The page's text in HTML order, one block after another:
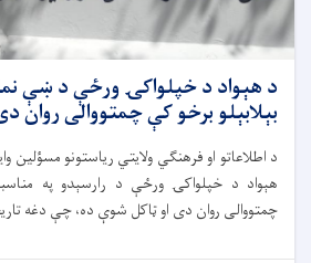
د هېواد د خپلواکۍ ورځې د ښې
بېلابېلو برخو کې چمتووالی روان
هېواد د خپلواکۍ ورځې د رارسېدو په
چمتووالی روان دی او ټاکل شوې ده، چې دغه